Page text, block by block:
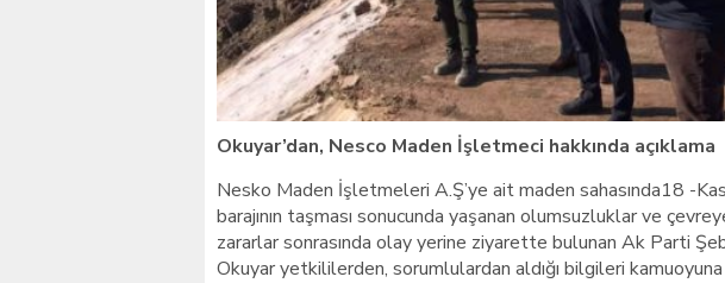
Okuyar’dan, Nesco Maden İşletmeci hakkında açıklama
Nesko Maden İşletmeleri A.Ş’ye ait maden sahasında18 -
barajının taşması sonucunda yaşanan olumsuzluklar ve
zararlar sonrasında olay yerine ziyarette bulunan Ak Parti
Okuyar yetkililerden, sorumlulardan aldığı bilgileri